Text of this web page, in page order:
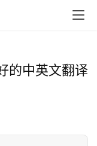
的中英文翻译